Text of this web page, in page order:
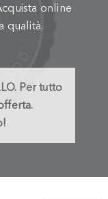
online
qualità.
Per tutto